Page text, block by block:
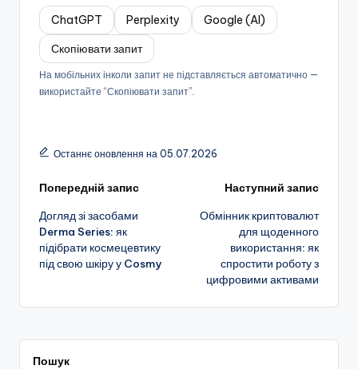
ChatGPT Perplexity
Google (AI)
Скопіювати запит
На мобільних інколи запит не підставляється автоматично —
використайте “Скопіювати запит”.
Останнє оновлення на 05.07.2026
Навігація
по
запису
Попередній запис
Догляд зі засобами
Derma Series: як
підібрати космецевтику
під свою шкіру у Cosmy
Наступний запис
Обмінник криптовалют
для щоденного
використання: як
спростити роботу з
цифровими активами
Пошук